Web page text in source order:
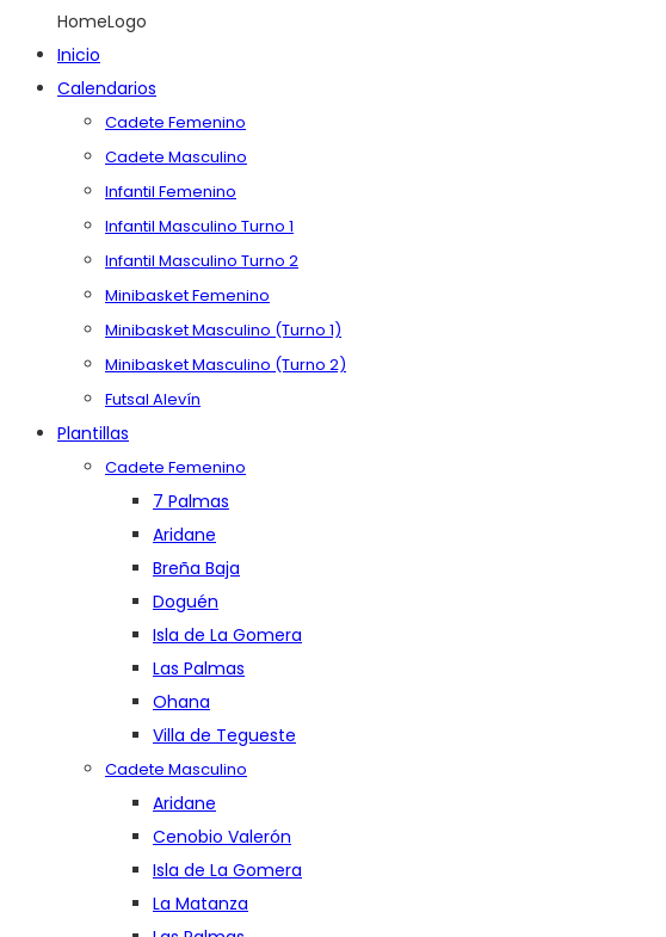
HomeLogo
Inicio
Calendarios
Cadete Femenino
Cadete Masculino
Infantil Femenino
Infantil Masculino Turno 1
Infantil Masculino Turno 2
Minibasket Femenino
Minibasket Masculino (Turno 1)
Minibasket Masculino (Turno 2)
Futsal Alevín
Plantillas
Cadete Femenino
7 Palmas
Aridane
Breña Baja
Doguén
Isla de La Gomera
Las Palmas
Ohana
Villa de Tegueste
Cadete Masculino
Aridane
Cenobio Valerón
Isla de La Gomera
La Matanza